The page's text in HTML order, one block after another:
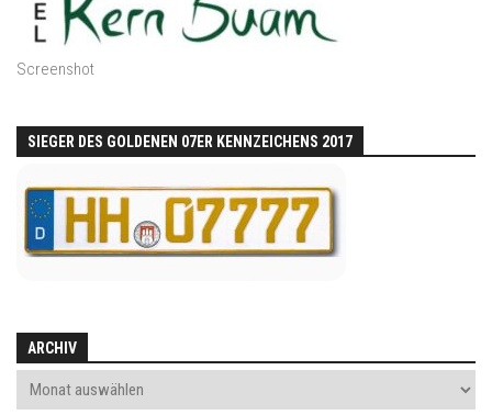
Screenshot
SIEGER DES GOLDENEN 07ER KENNZEICHENS 2017
ARCHIV